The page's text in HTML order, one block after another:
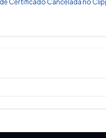
para todos os